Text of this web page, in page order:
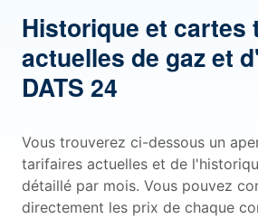
Historique et cartes
actuelles de gaz et
DATS 24
Vous trouverez ci-dessous un
tarifaires actuelles et de
détaillé par mois. Vous pouvez
directement les prix de chaque